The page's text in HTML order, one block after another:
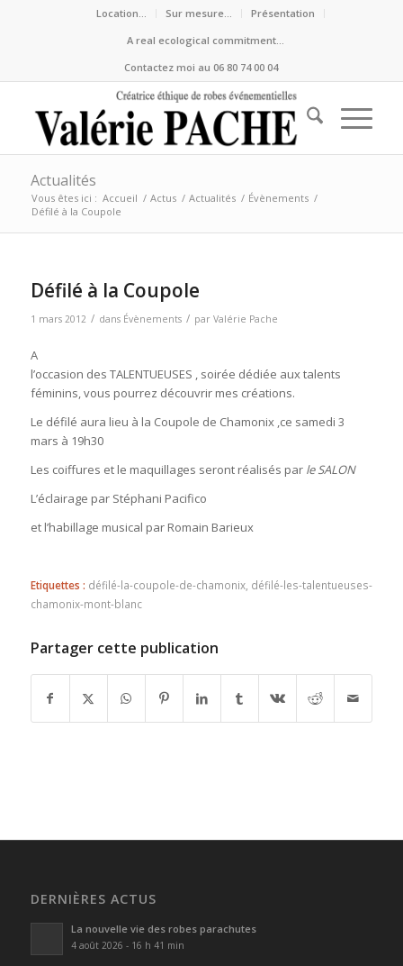
Location… Sur mesure…
Présentation
A real ecological commitment…
Contactez moi au 06 80 74 00 04
Actualités
Vous êtes ici : Accueil / Actus / Actualités / Évènements /
Défilé à la Coupole
Défilé à la Coupole
1 mars 2012 / dans Évènements / par Valérie Pache
A
l’occasion des TALENTUEUSES , soirée dédiée aux talents
féminins, vous pourrez découvrir mes créations.
Le défilé aura lieu à la Coupole de Chamonix ,ce samedi 3
mars à 19h30
Les coiffures et le maquillages seront réalisés parle SALON
L’éclairage par Stéphani Pacifico
et l’habillage musical par Romain Barieux
Etiquettes : défilé-la-coupole-de-chamonix, défilé-les-talentueuses-
chamonix-mont-blanc
Partager cette publication
DERNIÈRES ACTUS
La nouvelle vie des robes parachutes
4 août 2026 - 16 h 41 min